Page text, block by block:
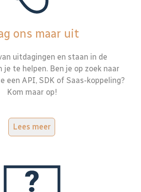
ons maar uit
uitdagingen en staan in de
te helpen. Ben je op zoek naar
een API, SDK of Saas-koppeling?
Kom maar op!
Lees meer